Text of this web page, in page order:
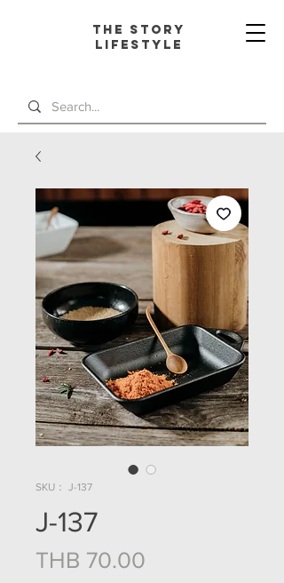
The Story
L ifestyle
SKU： J-137
J-137
THB 70.00